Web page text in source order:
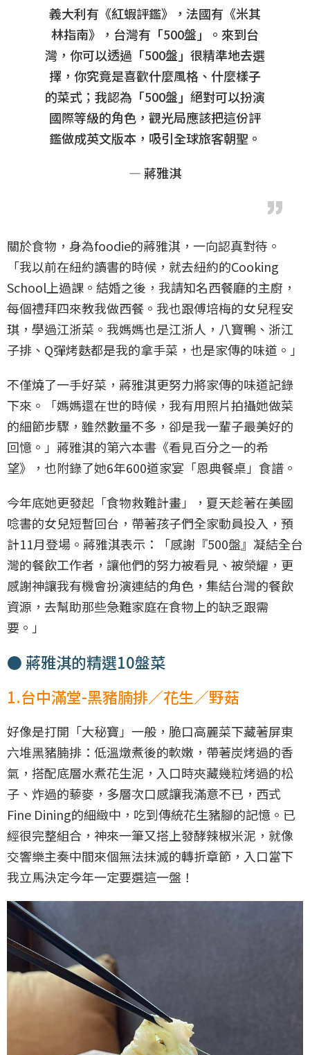
義大利有《紅蝦評鑑》，法國有《米其
林指南》，台灣有「500盤」。來到台
灣，你可以透過「500盤」很精準地去選
擇，你究竟是喜歡什麼風格、什麼樣子
的菜式；我認為「500盤」絕對可以扮演
國際等級的角色，觀光局應該把這份評
鑑做成英文版本，吸引全球旅客朝聖。
— 蔣雅淇
關於食物，身為foodie的蔣雅淇，一向認真對待。
「我以前在紐約讀書的時候，就去紐約的Cooking
School上過課。結婚之後，我請知名西餐廳的主廚，
每個禮拜四來教我做西餐。我也跟傅培梅的女兒程安
琪，學過江浙菜。我媽媽也是江浙人，八寶鴨、浙江
子排、Q彈烤麩都是我的拿手菜，也是家傳的味道。」
不僅燒了一手好菜，蔣雅淇更努力將家傳的味道記錄
下來。「媽媽還在世的時候，我有用照片拍攝她做菜
的細節步驟，雖然數量不多，卻是我一輩子最美好的
回憶。」蔣雅淇的第六本書《看見百分之一的希
望》，也附錄了她6年600道家宴「恩典餐桌」食譜。
今年底她更發起「食物救難計畫」，夏天趁著在美國
唸書的女兒短暫回台，帶著孩子們全家動員投入，預
計11月登場。蔣雅淇表示：「感謝『500盤』凝結全台
灣的餐飲工作者，讓他們的努力被看見、被榮耀，更
感謝神讓我有機會扮演連結的角色，集結台灣的餐飲
資源，去幫助那些急難家庭在食物上的缺乏跟需
要。」
● 蔣雅淇的精選10盤菜
1.台中滿堂-黑豬腩排／花生／野菇
好像是打開「大秘寶」一般，脆口高麗菜下藏著屏東
六堆黑豬腩排：低溫燉煮後的軟嫩，帶著炭烤過的香
氣，搭配底層水煮花生泥，入口時夾藏幾粒烤過的松
子、炸過的藜麥，多層次口感讓我滿意不已，西式
Fine Dining的細緻中，吃到傳統花生豬腳的記憶。已
經很完整組合，神來一筆又搭上發酵辣椒米泥，就像
交響樂主奏中間來個無法抹滅的轉折章節，入口當下
我立馬決定今年一定要選這一盤！